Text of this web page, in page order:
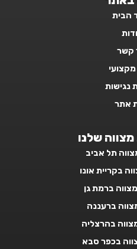
הבית
קשר
נגישות
אתר
שלנו
תל אביב
בקריית אונו
ברמת גן
ברעננה
בהרצליה
בכפר סבא